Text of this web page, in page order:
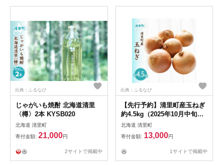
北海道 清里町 送料無料 】
出典：ふるなび
じゃがいも焼酎 北海道清里
〈樽〉2本 KYSB020
北海道 清里町
寄付金額: 21,000円
2サイトで掲載中
出典：ふるなび
【先行予約】清里町産玉ねぎ
約4.5kg（2025年10月中旬よ
り順次発送） KYSB036
北海道 清里町
寄付金額: 13,000円
1サイトで掲載中